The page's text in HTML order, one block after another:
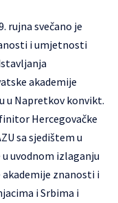
rujna svečano je
i umjetnosti
akademije
u Napretkov konvikt.
Hercegovačke
sa sjedištem u
u uvodnom izlaganju
znanosti i
i Srbima i